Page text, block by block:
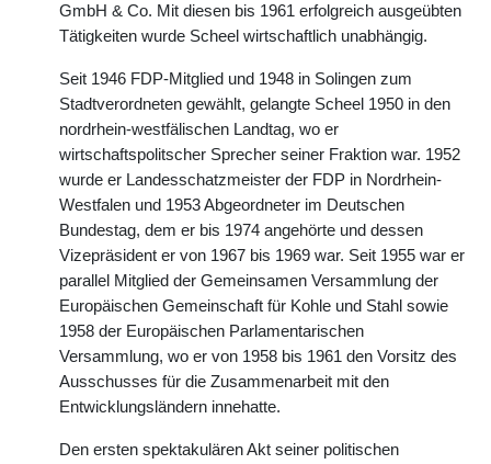
GmbH & Co. Mit diesen bis 1961 erfolgreich ausgeübten
Tätigkeiten wurde Scheel wirtschaftlich unabhängig.
Seit 1946 FDP-Mitglied und 1948 in Solingen zum
Stadtverordneten gewählt, gelangte Scheel 1950 in den
nordrhein-westfälischen Landtag, wo er
wirtschaftspolitscher Sprecher seiner Fraktion war. 1952
wurde er Landesschatzmeister der FDP in Nordrhein-
Westfalen und 1953 Abgeordneter im Deutschen
Bundestag, dem er bis 1974 angehörte und dessen
Vizepräsident er von 1967 bis 1969 war. Seit 1955 war er
parallel Mitglied der Gemeinsamen Versammlung der
Europäischen Gemeinschaft für Kohle und Stahl sowie
1958 der Europäischen Parlamentarischen
Versammlung, wo er von 1958 bis 1961 den Vorsitz des
Ausschusses für die Zusammenarbeit mit den
Entwicklungsländern innehatte.
Den ersten spektakulären Akt seiner politischen